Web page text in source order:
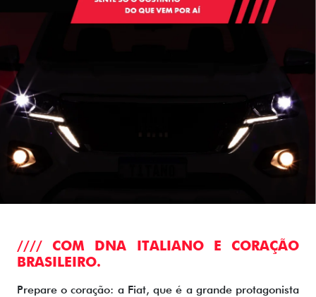
//// COM DNA ITALIANO E CORAÇÃO
BRASILEIRO.
Prepare o coração: a Fiat, que é a grande protagonista